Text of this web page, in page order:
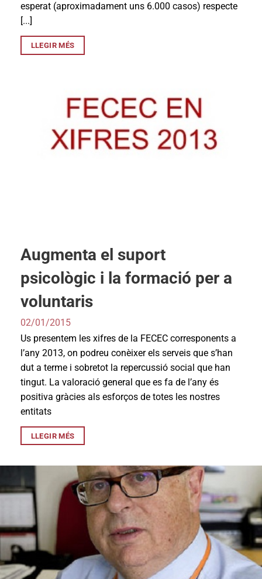
esperat (aproximadament uns 6.000 casos) respecte
[...]
LLEGIR MÉS
Augmenta el suport
psicològic i la formació per a
voluntaris
02/01/2015
Us presentem les xifres de la FECEC corresponents a
l’any 2013, on podreu conèixer els serveis que s’han
dut a terme i sobretot la repercussió social que han
tingut. La valoració general que es fa de l’any és
positiva gràcies als esforços de totes les nostres
entitats
LLEGIR MÉS